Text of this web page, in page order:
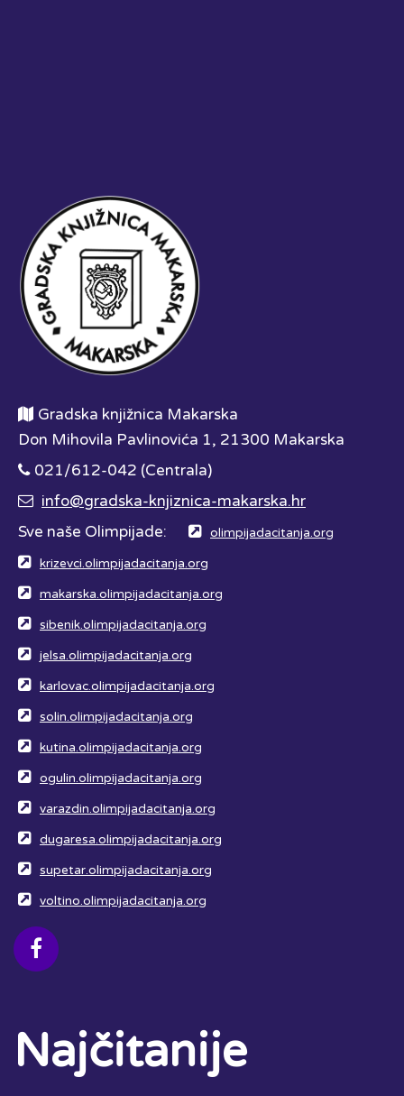
Gradska knjižnica Makarska
Don Mihovila Pavlinovića 1, 21300 Makarska
021/612-042 (Centrala)
info@gradska-knjiznica-makarska.hr
Sve naše Olimpijade:
olimpijadacitanja.org
krizevci.olimpijadacitanja.org
makarska.olimpijadacitanja.org
sibenik.olimpijadacitanja.org
jelsa.olimpijadacitanja.org
karlovac.olimpijadacitanja.org
solin.olimpijadacitanja.org
kutina.olimpijadacitanja.org
ogulin.olimpijadacitanja.org
varazdin.olimpijadacitanja.org
dugaresa.olimpijadacitanja.org
supetar.olimpijadacitanja.org
voltino.olimpijadacitanja.org
Najčitanije